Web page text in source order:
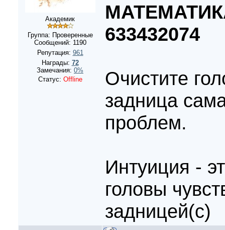
Академик
Группа: Проверенные
Сообщений: 1190
Репутация: 961
Награды: 72
Замечания: 0%
Статус: Offline
633432074
Очистите
задница
проблем.
Интуиция -
головы
задницей(с)